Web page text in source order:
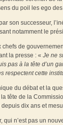
du poil les ego
son successeur,
notamment le
chefs de
la presse : « Je ne
pas à la tête d’un
respectent cette
du débat et la
la tête de la
dix ans et
qui n’est pas un